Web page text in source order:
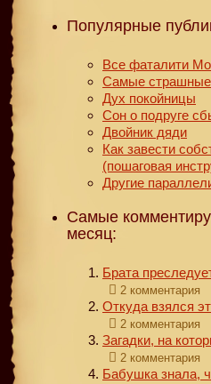
Популярные
Все фаталити
Самые
Дух покойницы
Сон о подруге
Двойник дяди
Как завести
(пошаговая
Другие
Самые
месяц:
Брата
2 комментария
Откуда взялся
2 комментария
Загадки, на
2 комментария
Бабушка знала,